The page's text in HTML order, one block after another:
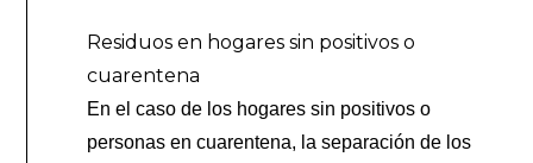
Residuos en hogares sin positivos o
cuarentena
En el caso de los hogares sin positivos o
personas en cuarentena, la separación de los